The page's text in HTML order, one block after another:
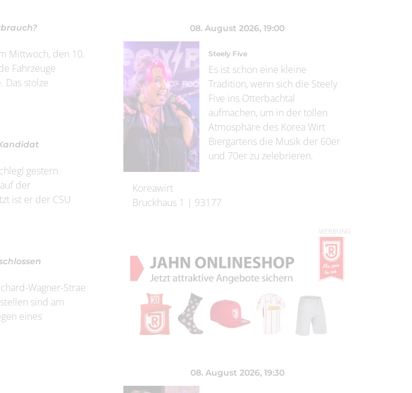
Mittwoch, den 10.
Fahrzeuge
Das stolze
gestern
der
ist er der CSU
Wagner-Strae
sind am
eines
08. August 2026, 19:00
Steely Five
Es ist schon eine kleine
Tradition, wenn sich die Steely
Five ins Otterbachtal
aufmachen, um in der tollen
Atmosphäre des Korea Wirt
Biergartens die Musik der 60er
und 70er zu zelebrieren.
Koreawirt
Bruckhaus 1 | 93177
WERBUNG
08. August 2026, 19:30